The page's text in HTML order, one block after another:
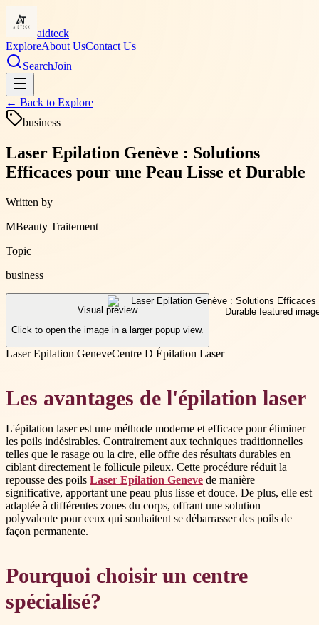
aidteck
ExploreAbout UsContact Us
SearchJoin
← Back to Explore
business
Laser Epilation Genève : Solutions
Efficaces pour une Peau Lisse et Durable
Written by
MBeauty Traitement
Topic
business
Visual preview
Click to open the image in a larger popup view.
Laser Epilation GeneveCentre D Épilation Laser
Les avantages de l'épilation laser
L'épilation laser est une méthode moderne et efficace pour éliminer
les poils indésirables. Contrairement aux techniques traditionnelles
telles que le rasage ou la cire, elle offre des résultats durables en
ciblant directement le follicule pileux. Cette procédure réduit la
repousse des poils Laser Epilation Geneve de manière
significative, apportant une peau plus lisse et douce. De plus, elle est
adaptée à différentes zones du corps, offrant une solution
polyvalente pour ceux qui souhaitent se débarrasser des poils de
façon permanente.
Pourquoi choisir un centre
spécialisé?